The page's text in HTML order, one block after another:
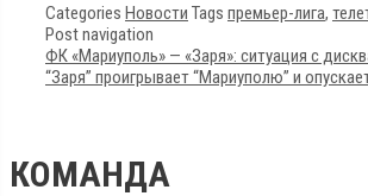
Categories Новости Tags премьер-лига,
Post navigation
ФК «Мариуполь» — «Заря»: ситуация с
“Заря” проигрывает “Мариуполю” и
КОМАНДА